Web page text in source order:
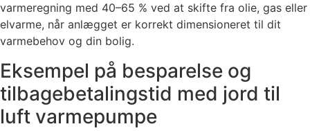
varmeregning med 40–65 % ved at skifte fra olie, gas eller
elvarme, når anlægget er korrekt dimensioneret til dit
varmebehov og din bolig.
Eksempel på besparelse og
tilbagebetalingstid med jord til
luft varmepumpe